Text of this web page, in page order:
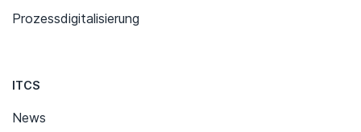
Prozessdigitalisierung
ITCS
News